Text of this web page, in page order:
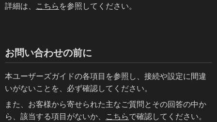
詳細は、 こちらを参照してください。
お問い合わせの前に
本ユーザーズガイドの各項目を参照し、接続や設定に間違
いがないことを、必ず確認してください。
また、お客様から寄せられた主なご質問とその回答の中か
ら、該当する項目がないか、 こちらで確認してください。